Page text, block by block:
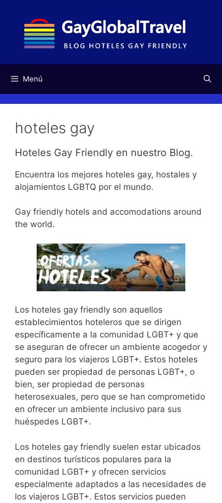
contenido
Menú
hoteles gay
Hoteles Gay Friendly en nuestro Blog.
Encuentra los mejores hoteles gay, hostales y
alojamientos LGBTQ por el mundo.
Gay friendly hotels and accomodations around
the world.
Los hoteles gay friendly son aquellos
establecimientos hoteleros que se dirigen
específicamente a la comunidad LGBT+ y que
se aseguran de ofrecer un ambiente acogedor y
seguro para los viajeros LGBT+. Estos hoteles
pueden ser propiedad de personas LGBT+, o
bien, ser propiedad de personas
heterosexuales, pero que se han comprometido
en ofrecer un ambiente inclusivo para sus
huéspedes LGBT+.
Los hoteles gay friendly suelen estar ubicados
en destinos turísticos populares para la
comunidad LGBT+ y ofrecen servicios
especialmente adaptados a las necesidades de
los viajeros LGBT+. Estos servicios pueden